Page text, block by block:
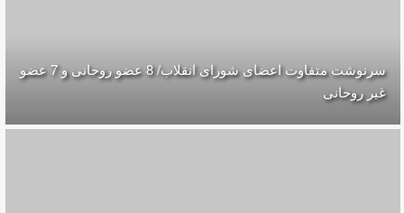
سرنوشت متفاوت اعضای شورای انقلاب/ 8 عضو روحانی و 7 عضو
غیر روحانی